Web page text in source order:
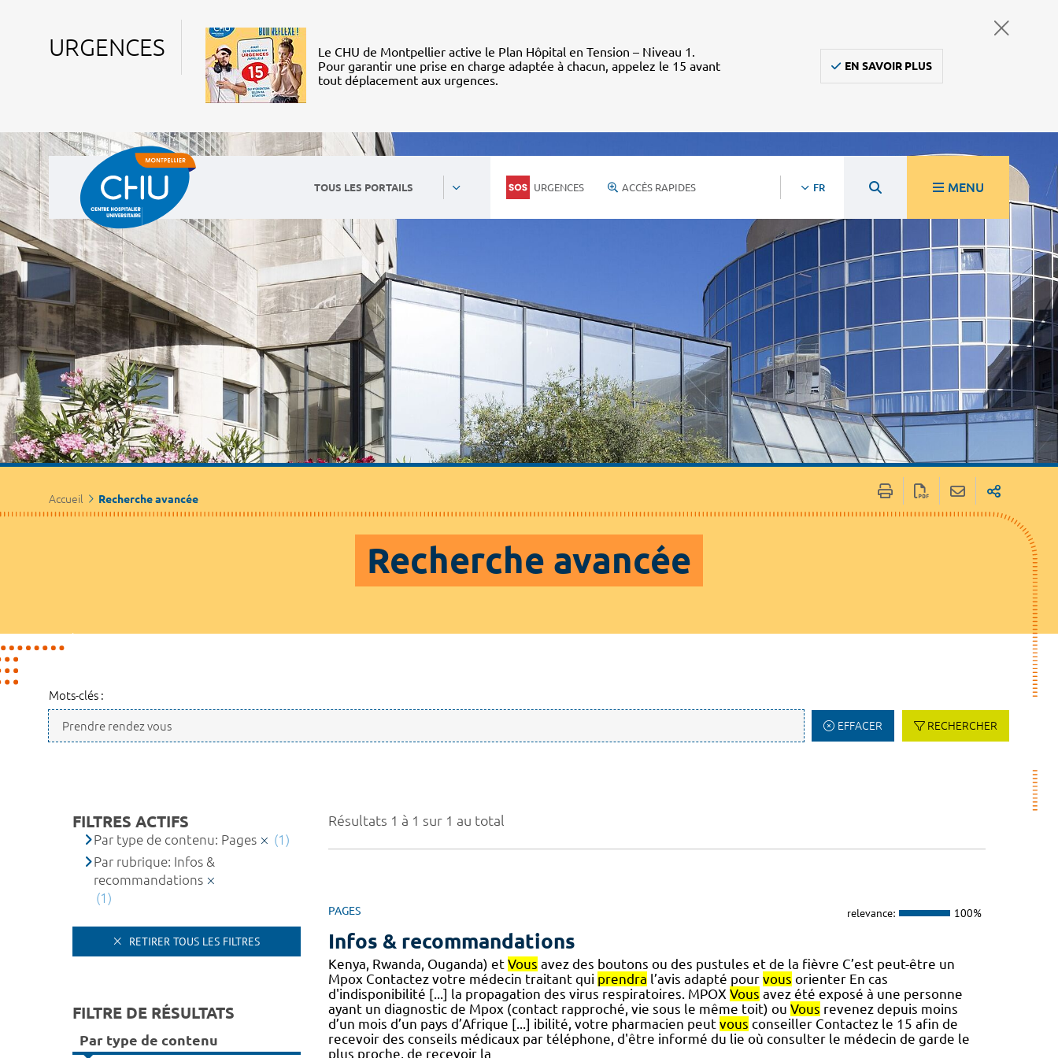
URGENCES
Le CHU de Montpellier active le Plan Hôpital en Tension – Niveau 1.
Pour garantir une prise en charge adaptée à chacun, appelez le 15 avant
tout déplacement aux urgences.
EN SAVOIR PLUS
TOUS LES PORTAILS URGENCES ACCÈS RAPIDES FR MENU
Accueil Recherche avancée
Recherche avancée
Mots-clés :
EFFACER RECHERCHER
Résultats 1 à 1 sur 1 au total
PAGES relevance: 100%
Infos & recommandations
Kenya, Rwanda, Ouganda) et Vous avez des boutons ou des pustules et de la fièvre C’est peut-être un
Mpox Contactez votre médecin traitant qui prendra l’avis adapté pour vous orienter En cas
d'indisponibilité [...] la propagation des virus respiratoires. MPOX Vous avez été exposé à une personne
ayant un diagnostic de Mpox (contact rapproché, vie sous le même toit) ou Vous revenez depuis moins
d’un mois d’un pays d’Afrique [...] ibilité, votre pharmacien peut vous conseiller Contactez le 15 afin de
recevoir des conseils médicaux par téléphone, d'être informé du lie où consulter le médecin de garde le
plus proche, de recevoir la
FILTRES ACTIFS
Par type de contenu: Pages
(1)
Par rubrique: Infos &
recommandations
(1)
RETIRER TOUS LES FILTRES
FILTRE DE RÉSULTATS
Par type de contenu